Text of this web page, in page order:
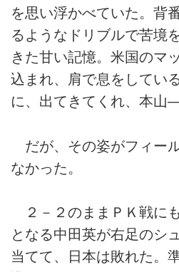
を思い浮かべていた。背
るようなドリブルで苦境
きた甘い記憶。米国のマ
込まれ、肩で息をしてい
に、出てきてくれ、本山
だが、その姿がフィー
なかった。
２－２のままＰＫ戦に
となる中田英が右足のシ
当てて、日本は敗れた。